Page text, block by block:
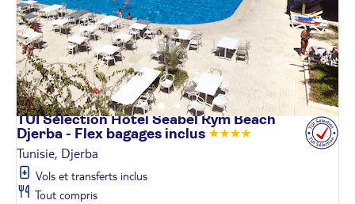
TUI Sélection Hôtel Seabel Rym Beach
Djerba - Flex bagages inclus
Tunisie, Djerba
Vols et transferts inclus
Tout compris